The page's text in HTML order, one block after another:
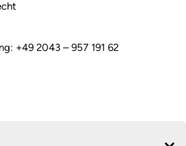
+49 2043 – 957 191 62